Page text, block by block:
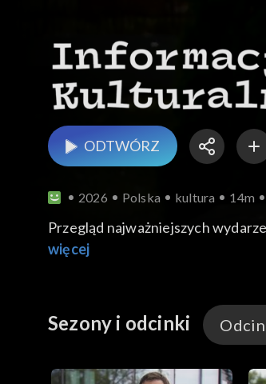
ODTWÓRZ
2026 Polska kultura 14m
Przegląd najważniejszych
więcej
Sezony i odcinki